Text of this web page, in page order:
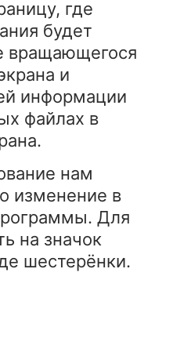
где
будет
вращающегося
и
информации
файлах в
нам
изменение в
Для
на значок
шестерёнки.